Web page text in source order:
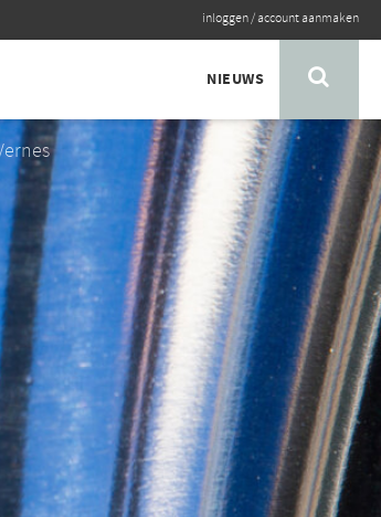
inloggen/account aanmaken
NIEUWS